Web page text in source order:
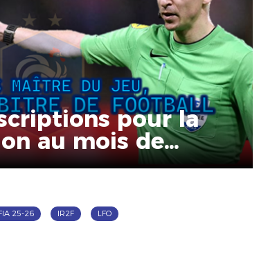
pour la
au mois de
25-26 IR2F LFO